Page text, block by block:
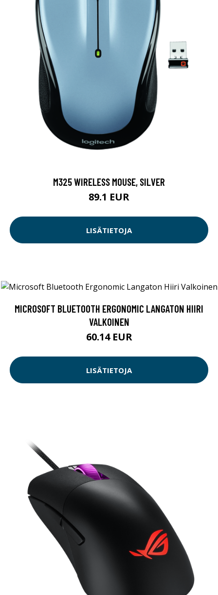
M325 WIRELESS MOUSE, SILVER
89.1 EUR
LISÄTIETOJA
MICROSOFT BLUETOOTH ERGONOMIC LANGATON HIIRI
VALKOINEN
60.14 EUR
LISÄTIETOJA